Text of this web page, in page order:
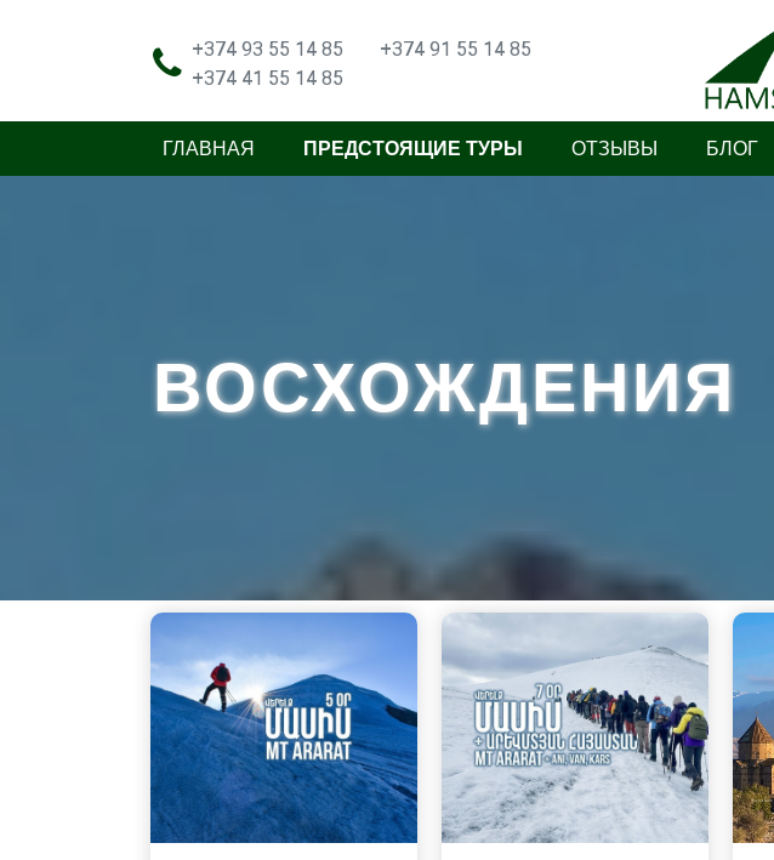
+374 93 55 14 85
+374 91 55 14 85
+374 41 55 14 85
ГЛАВНАЯ ПРЕДСТОЯЩИЕ ТУРЫ ОТЗЫВЫ БЛОГ
ВОСХОЖДЕНИЯ